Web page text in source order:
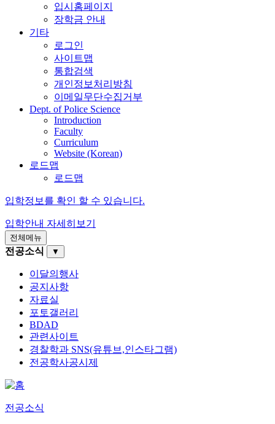
입시홈페이지
장학금 안내
기타
로그인
사이트맵
통합검색
개인정보처리방침
이메일무단수집거부
Dept. of Police Science
Introduction
Faculty
Curriculum
Website (Korean)
로드맵
로드맵
입학정보를 확인 할 수 있습니다.
입학안내 자세히보기
전체메뉴
전공소식 ▼
이달의행사
공지사항
자료실
포토갤러리
BDAD
관련사이트
경찰학과 SNS(유튜브,인스타그램)
전공학사공시제
전공소식